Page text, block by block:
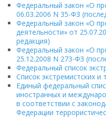
Федеральный закон «О
06.03.2006 N 35-ФЗ
Федеральный закон «О
деятельности» от
редакция)
Федеральный закон «О
25.12.2008 N 273-ФЗ
Федеральный список
Список экстремистских и
Единый федеральный
иностранных и
в соответствии с
Федерации